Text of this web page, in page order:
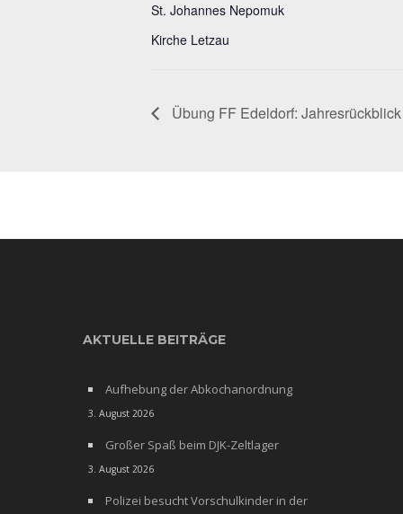
St. Johannes Nepomuk
Kirche Letzau
Übung FF Edeldorf:
AKTUELLE BEITRÄGE
Aufhebung der Abkochanordnung
3. August 2026
Großer Spaß beim DJK-Zeltlager
3. August 2026
Polizei besucht Vorschulkinder in der